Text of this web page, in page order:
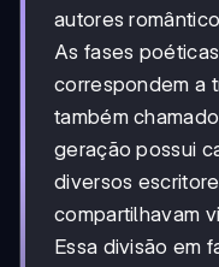
autores
As fases
correspondem a
também
geração possui
diversos
compartilhavam
Essa divisão em